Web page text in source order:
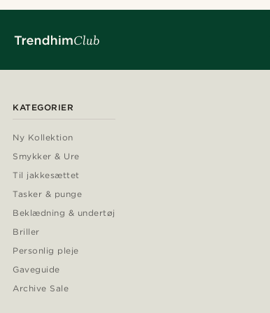
KATEGORIER
Ny Kollektion
Smykker & Ure
Til jakkesættet
Tasker & punge
Beklædning & undertøj
Briller
Personlig pleje
Gaveguide
Archive Sale